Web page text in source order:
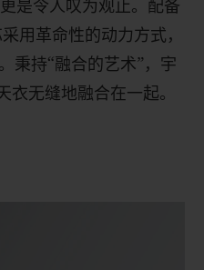
是令人叹为观止。配备
用革命性的动力方式，
秉持“融合的艺术”，宇
衣无缝地融合在一起。